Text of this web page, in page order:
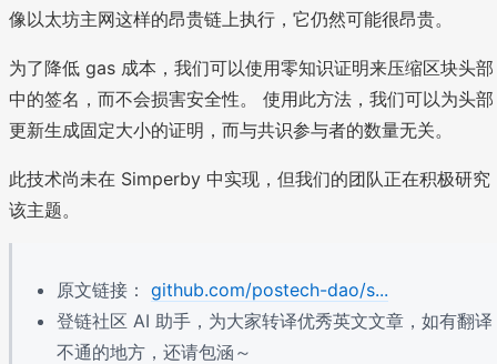
像以太坊主网这样的昂贵链上执行，它仍然可能很昂贵。
为了降低 gas 成本，我们可以使用零知识证明来压缩区块头部
中的签名，而不会损害安全性。 使用此方法，我们可以为头部
更新生成固定大小的证明，而与共识参与者的数量无关。
此技术尚未在 Simperby 中实现，但我们的团队正在积极研究
该主题。
原文链接： github.com/postech-dao/s...
登链社区 AI 助手，为大家转译优秀英文文章，如有翻译
不通的地方，还请包涵～